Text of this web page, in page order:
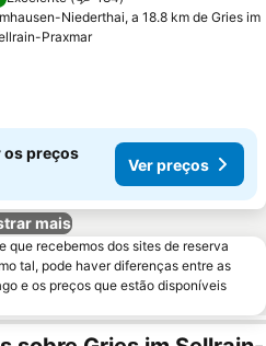
Niederthai, a 18.8 km de Gries im
Praxmar
os preços
Ver preços
mais
que recebemos dos sites de reserva
tal, pode haver diferenças entre as
e os preços que estão disponíveis